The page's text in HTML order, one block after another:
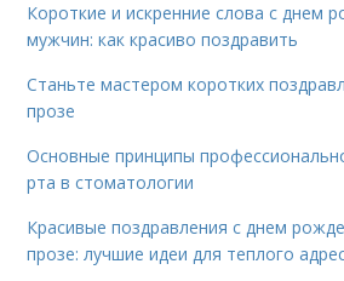
Короткие и искренние слова с днем
мужчин: как красиво поздравить
Станьте мастером коротких
прозе
Основные принципы
рта в стоматологии
Красивые поздравления с днем
прозе: лучшие идеи для теплого